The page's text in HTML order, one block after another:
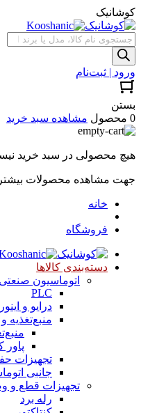
کوشانیک
جستجوی
محصولات
ورود | ثبت‌نام
بستن
0 محصول
مشاهده سبد خرید
هیچ محصولی در سبد خرید
جهت مشاهده محصولات بیشتر
خانه
فروشگاه
دسته‌بندی کالاها
اتوماسیون صنعتی
PLC
درایو و
منبع‌تغذیه
تجهیزات
جانبی
تجهیزات قطع و
رله برد